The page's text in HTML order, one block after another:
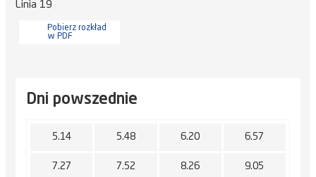
Linia 19
Pobierz rozkład
w PDF
Dni powszednie
5.14 5.48 6.20 6.57
7.27 7.52 8.26 9.05